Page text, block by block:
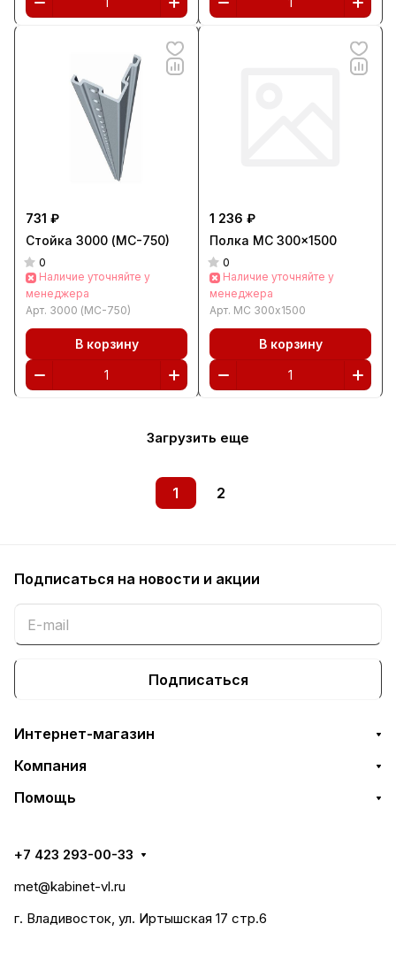
731 ₽
Стойка 3000 (МС-750)
0
Наличие уточняйте у
менеджера
Арт. 3000 (МС-750)
В корзину
1 236 ₽
Полка МС 300x1500
0
Наличие уточняйте у
менеджера
Арт. МС 300x1500
В корзину
Загрузить еще
1 2
Подписаться на новости и акции
Подписаться
Интернет-магазин
Компания
Помощь
+7 423 293-00-33
met@kabinet-vl.ru
г. Владивосток, ул. Иртышская 17 стр.6